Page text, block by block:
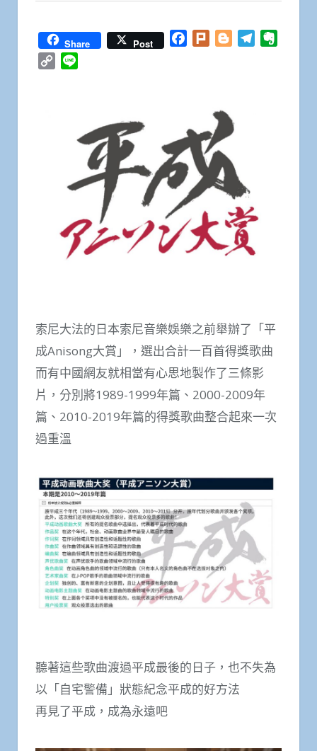
Share Post Facebook
Plurk BloggerTelegram
Copy
索尼大法的日本索尼音樂娛樂之前舉辦了「平
成Anisong大賞」，選出合計一百首得獎歌曲
而有中國網友就相當有心思地製作了三條影
片，分別將1989-1999年篇、2000-2009年
篇、2010-2019年篇的得獎歌曲整合起來一次
過重溫
聽著這些歌曲渡過平成最後的日子，也不失為
以「自宅警備」狀態紀念平成的好方法
再見了平成，成為永遠吧